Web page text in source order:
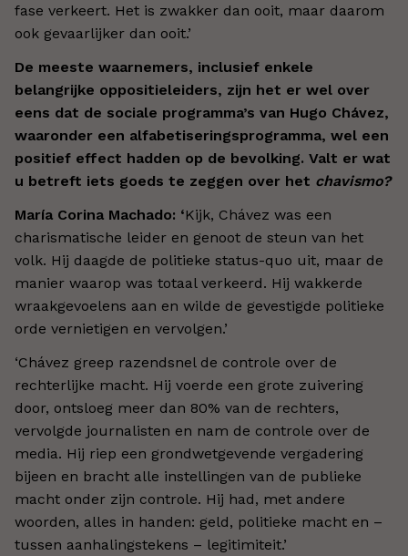
fase verkeert. Het is zwakker dan ooit, maar daarom
ook gevaarlijker dan ooit.’
De meeste waarnemers, inclusief enkele
belangrijke oppositieleiders, zijn het er wel over
eens dat de sociale programma’s van Hugo Chávez,
waaronder een alfabetiseringsprogramma, wel een
positief effect hadden op de bevolking. Valt er wat
u betreft iets goeds te zeggen over het chavismo?
María Corina Machado: ‘Kijk, Chávez was een
charismatische leider en genoot de steun van het
volk. Hij daagde de politieke status-quo uit, maar de
manier waarop was totaal verkeerd. Hij wakkerde
wraakgevoelens aan en wilde de gevestigde politieke
orde vernietigen en vervolgen.’
‘Chávez greep razendsnel de controle over de
rechterlijke macht. Hij voerde een grote zuivering
door, ontsloeg meer dan 80% van de rechters,
vervolgde journalisten en nam de controle over de
media. Hij riep een grondwetgevende vergadering
bijeen en bracht alle instellingen van de publieke
macht onder zijn controle. Hij had, met andere
woorden, alles in handen: geld, politieke macht en –
tussen aanhalingstekens – legitimiteit.’